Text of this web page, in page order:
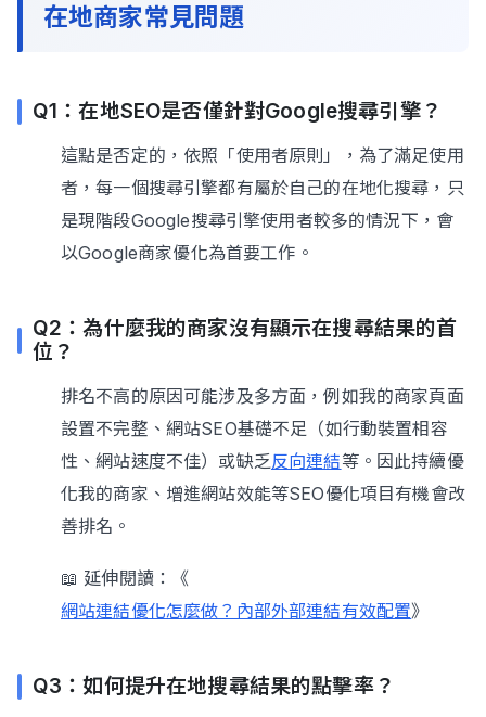
在地商家常見問題
Q1：在地SEO是否僅針對Google搜尋引擎？
這點是否定的，依照「使用者原則」，為了滿足使用
者，每一個搜尋引擎都有屬於自己的在地化搜尋，只
是現階段Google搜尋引擎使用者較多的情況下，會
以Google商家優化為首要工作。
Q2：為什麼我的商家沒有顯示在搜尋結果的首
位？
排名不高的原因可能涉及多方面，例如我的商家頁面
設置不完整、網站SEO基礎不足（如行動裝置相容
性、網站速度不佳）或缺乏反向連結等。因此持續優
化我的商家、增進網站效能等SEO優化項目有機會改
善排名。
📖 延伸閱讀：《
網站連結優化怎麼做？內部外部連結有效配置》
Q3：如何提升在地搜尋結果的點擊率？